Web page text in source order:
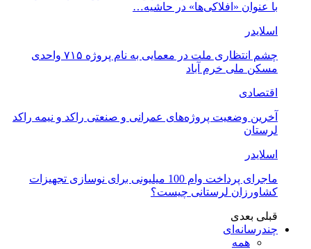
با عنوان «افلاکی‌ها» در حاشیه…
اسلایدر
چشم انتظاری ملت در معمایی به نام پروژه ۷۱۵ واحدی
مسکن ملی خرم آباد
اقتصادی
آخرین وضعیت پروژه‌های عمرانی و صنعتی راکد و نیمه راکد
لرستان
اسلایدر
ماجرای پرداخت وام 100 میلیونی برای نوسازی تجهیزات
کشاورزان لرستانی چیست؟
قبلی بعدی
چندرسانه‌ای
همه